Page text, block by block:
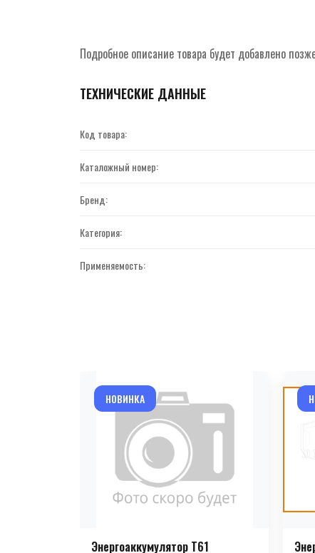
Подробное описание товара будет добавлено
ТЕХНИЧЕСКИЕ ДАННЫЕ
Код товара:
Каталожный номер:
Бренд:
Категория:
Применяемость:
НОВИНКА
Энергоаккумулятор T61